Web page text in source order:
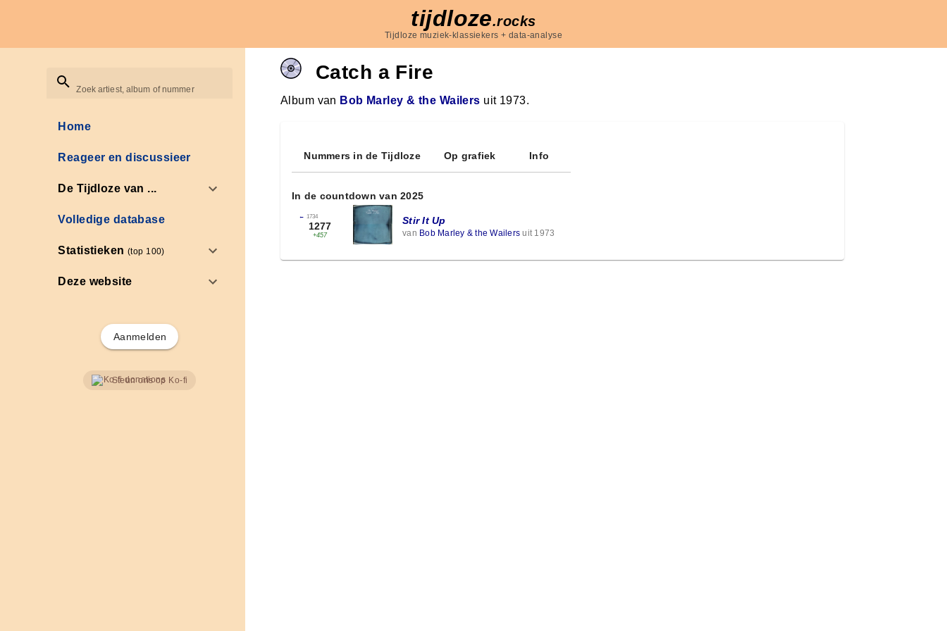
tijdloze.rocks
Tijdloze muziek-klassiekers + data-analyse
Zoek artiest, album of nummer
Home
Reageer en discussieer
De Tijdloze van ...
Volledige database
Statistieken(top 100)
Deze website
Aanmelden
Steun ons op Ko-fi
Catch a Fire
Album van Bob Marley & the Wailers uit 1973.
Nummers in de Tijdloze Op grafiek Info
In de countdown van 2025
← 1734
1277
+457
Stir It Up
van Bob Marley & the Wailers uit 1973